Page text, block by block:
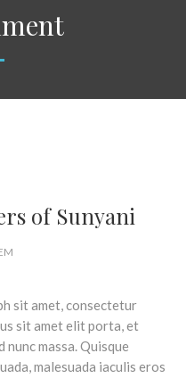
of Sunyani
sit amet, consectetur
sit amet elit porta, et
nunc massa. Quisque
malesuada iaculis eros